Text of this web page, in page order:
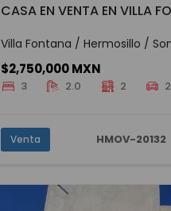
CASA EN VENTA EN VILLA
Villa Fontana / Hermosillo /
$2,750,000 MXN
3 2.0 2 2
Venta HMOV-20132